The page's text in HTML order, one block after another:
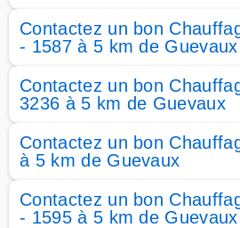
Contactez un bon
- 1587 à 5 km de Guevaux
Contactez un bon
3236 à 5 km de Guevaux
Contactez un bon
à 5 km de Guevaux
Contactez un bon
- 1595 à 5 km de Guevaux